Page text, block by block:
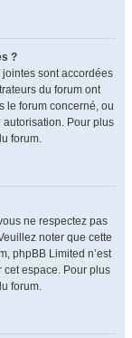
?
sont accordées
du forum ont
le forum concerné, ou
autorisation. Pour plus
forum.
ne respectez pas
noter que cette
phpBB Limited n’est
espace. Pour plus
forum.